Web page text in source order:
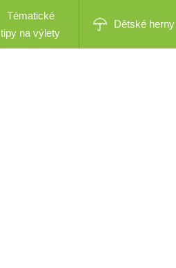
Tématické
tipy na výlety
Dětské herny